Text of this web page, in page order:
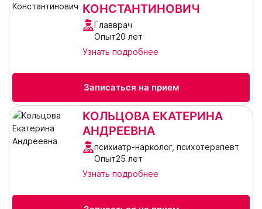
КОНСТАНТИНОВИЧ
Главврач
Опыт20 лет
Узнать подробнее
Записаться на прием
КОЛЬЦОВА ЕКАТЕРИНА
АНДРЕЕВНА
психиатр-нарколог, психотерапевт
Опыт25 лет
Узнать подробнее